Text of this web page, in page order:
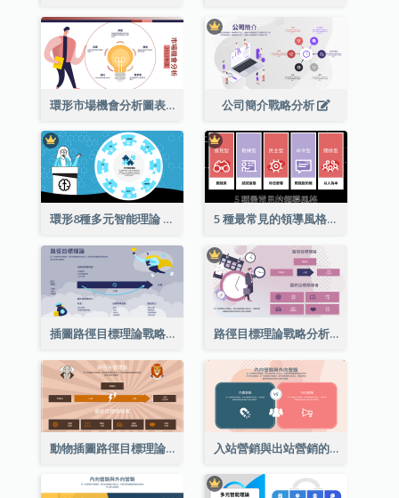
環形市場機會分析圖表 公司簡介戰略分析
環形8種多元智能理論 5 種最常見的領導風格列表
插圖路徑目標理論戰略分析 路徑目標理論戰略分析
動物插圖路徑目標理論戰略分析 入站營銷與出站營銷的戰略分析